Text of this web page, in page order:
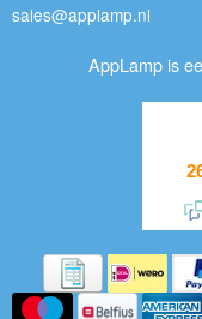
sales@applamp.nl
AppLamp is